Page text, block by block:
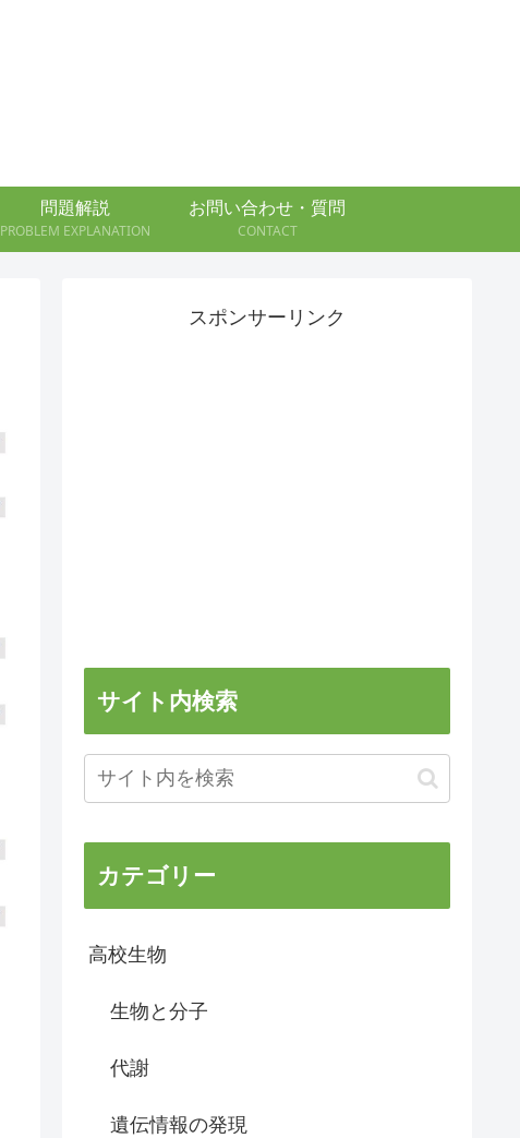
問題解説
PROBLEM EXPLANATION
お問い合わせ・質問
CONTACT
スポンサーリンク
サイト内検索
カテゴリー
高校生物
生物と分子
代謝
遺伝情報の発現